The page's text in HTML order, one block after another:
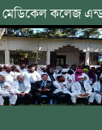
কলেজ